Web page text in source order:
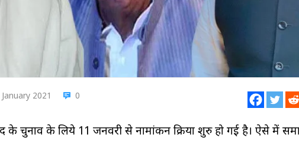
2021 0
के चुनाव के लिये 11 जनवरी से नामांकन प्रक्रिया शुरु हो गई है। ऐसे में